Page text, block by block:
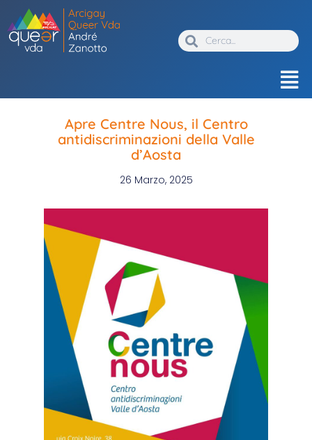
Apre Centre Nous, il Centro
antidiscriminazioni della Valle
d’Aosta
26 Marzo, 2025